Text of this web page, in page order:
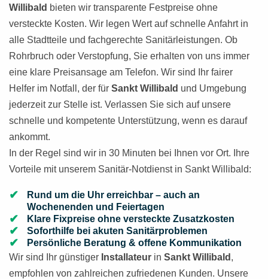
Willibald bieten wir transparente Festpreise ohne
versteckte Kosten. Wir legen Wert auf schnelle Anfahrt in
alle Stadtteile und fachgerechte Sanitärleistungen. Ob
Rohrbruch oder Verstopfung, Sie erhalten von uns immer
eine klare Preisansage am Telefon. Wir sind Ihr fairer
Helfer im Notfall, der für Sankt Willibald und Umgebung
jederzeit zur Stelle ist. Verlassen Sie sich auf unsere
schnelle und kompetente Unterstützung, wenn es darauf
ankommt.
In der Regel sind wir in 30 Minuten bei Ihnen vor Ort. Ihre
Vorteile mit unserem Sanitär-Notdienst in Sankt Willibald:
Rund um die Uhr erreichbar – auch an
Wochenenden und Feiertagen
Klare Fixpreise ohne versteckte Zusatzkosten
Soforthilfe bei akuten Sanitärproblemen
Persönliche Beratung & offene Kommunikation
Wir sind Ihr günstiger Installateur in Sankt Willibald ,
empfohlen von zahlreichen zufriedenen Kunden. Unsere